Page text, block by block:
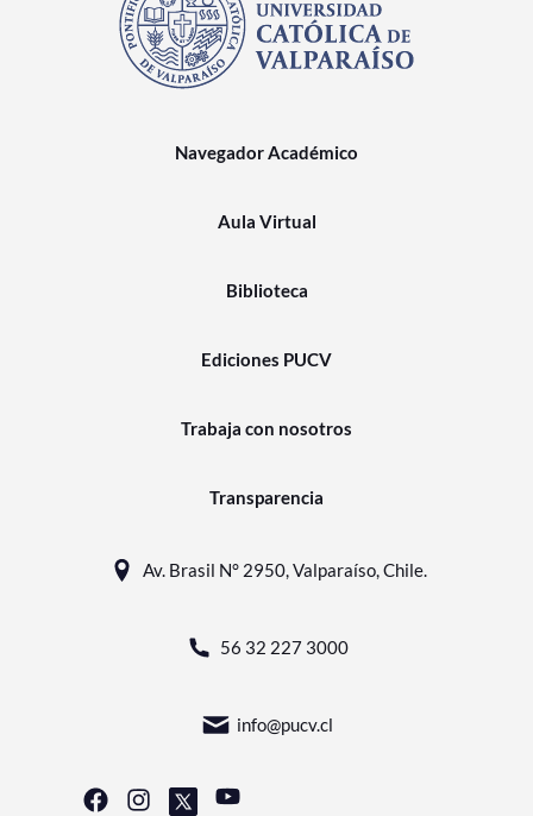
Navegador Académico
Aula Virtual
Biblioteca
Ediciones PUCV
Trabaja con nosotros
Transparencia
Av. Brasil N° 2950, Valparaíso, Chile.
56 32 227 3000
info@pucv.cl